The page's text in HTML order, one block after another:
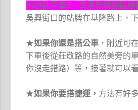
科通勤專車3、南港軟體園區
吳興街口的站牌在基隆路上，
★如果你還是搭公車 ，附近可在
下車後從莊敬路的自然美旁的
你沒走錯路）等，接著就可以
★如果你要搭捷運， 方法有好